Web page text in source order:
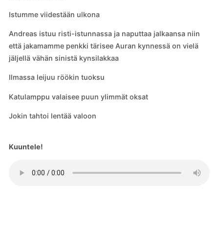
Istumme viidestään ulkona
Andreas istuu risti-istunnassa ja naputtaa jalkaansa niin
että jakamamme penkki tärisee Auran kynnessä on vielä
jäljellä vähän sinistä kynsilakkaa
Ilmassa leijuu röökin tuoksu
Katulamppu valaisee puun ylimmät oksat
Jokin tahtoi lentää valoon
Kuuntele!